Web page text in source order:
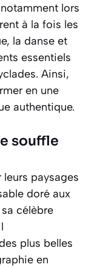
lors
à la fois les
la danse et
essentiels
Ainsi,
en une
authentique.
souffle
paysages
doré aux
célèbre
plus belles
en